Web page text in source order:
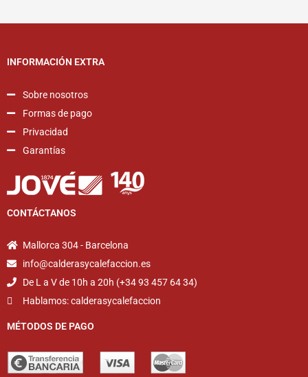
INFORMACIÓN EXTRA
Sobre nosotros
Formas de pago
Privacidad
Garantías
CONTÁCTANOS
Mallorca 304 - Barcelona
info@calderasycalefaccion.es
De L a V de 10h a 20h (+34 93 457 64 34)
Hablamos: calderasycalefaccion
MÉTODOS DE PAGO